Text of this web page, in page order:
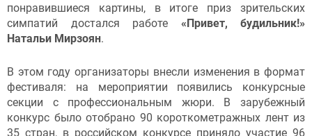
понравившиеся картины, в итоге приз зрительских
симпатий достался работе «Привет, будильник!»
Натальи Мирзоян.
В этом году организаторы внесли изменения в формат
фестиваля: на мероприятии появились конкурсные
секции с профессиональным жюри. В зарубежный
конкурс было отобрано 90 короткометражных лент из
35 стран, в российском конкурсе приняло участие 96